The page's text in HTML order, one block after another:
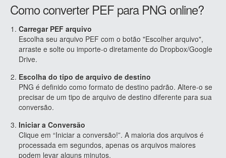
Como converter PEF para PNG online?
Carregar PEF arquivo
Escolha seu arquivo PEF com o botão "Escolher arquivo",
arraste e solte ou importe-o diretamente do Dropbox/Google
Drive.
Escolha do tipo de arquivo de destino
PNG é definido como formato de destino padrão. Altere-o se
precisar de um tipo de arquivo de destino diferente para sua
conversão.
Iniciar a Conversão
Clique em “Iniciar a conversão!”. A maioria dos arquivos é
processada em segundos, apenas os arquivos maiores
podem levar alguns minutos.